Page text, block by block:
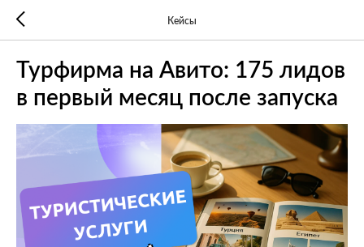
Кейсы
Турфирма на Авито: 175 лидов
в первый месяц после запуска